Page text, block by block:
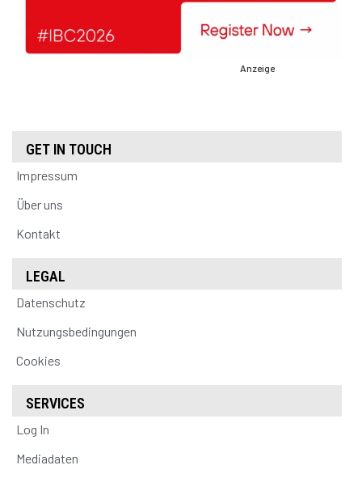
Anzeige
GET IN TOUCH
Impressum
Über uns
Kontakt
LEGAL
Datenschutz
Nutzungsbedingungen
Cookies
SERVICES
Log In
Mediadaten